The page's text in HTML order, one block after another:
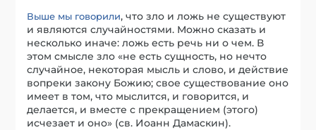
Выше мы говорили, что зло и ложь не существуют
и являются случайностями. Можно сказать и
несколько иначе: ложь есть речь ни о чем. В
этом смысле зло «не есть сущность, но нечто
случайное, некоторая мысль и слово, и действие
вопреки закону Божию; свое существование оно
имеет в том, что мыслится, и говорится, и
делается, и вместе с прекращением (этого)
исчезает и оно» (св. Иоанн Дамаскин).